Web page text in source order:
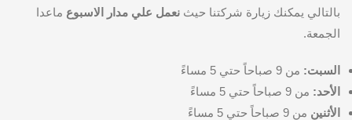
بالتالي يمكنك زيارة شركتنا حيث نعمل علي مدار الاسبوع ماعدا
الجمعة.
السبت: من 9 صباحاً حتي 5 مساءً
الأحد: من 9 صباحاً حتي 5 مساءً
الأثنين من 9 صباحاً حتي 5 مساءً